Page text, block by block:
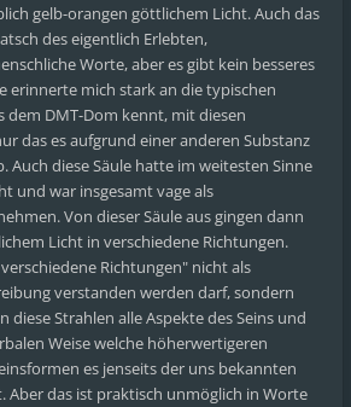
gelb-orangen göttlichem Licht. Auch das
des eigentlich Erlebten,
Worte, aber es gibt kein besseres
erinnerte mich stark an die typischen
dem DMT-Dom kennt, mit diesen
das es aufgrund einer anderen Substanz
Auch diese Säule hatte im weitesten Sinne
und war insgesamt vage als
Von dieser Säule aus gingen dann
Licht in verschiedene Richtungen.
Richtungen" nicht als
verstanden werden darf, sondern
diese Strahlen alle Aspekte des Seins und
Weise welche höherwertigeren
es jenseits der uns bekannten
Aber das ist praktisch unmöglich in Worte